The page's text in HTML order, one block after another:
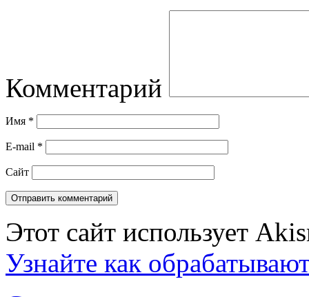
Комментарий
Имя *
E-mail *
Сайт
Этот сайт использует
Узнайте как